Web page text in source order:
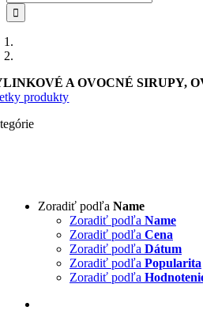
A OVOCNÉ SIRUPY,
produkty
Zoradiť podľa Name
Zoradiť podľa Name
Zoradiť podľa Cena
Zoradiť podľa Dátum
Zoradiť podľa Popularita
Zoradiť podľa